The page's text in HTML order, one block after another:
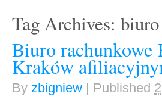
Tag Archives:
Biuro rachunkowe
Kraków
By zbigniew | Published